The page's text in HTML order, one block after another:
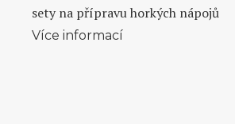
sety na přípravu horkých nápojů
Více informací